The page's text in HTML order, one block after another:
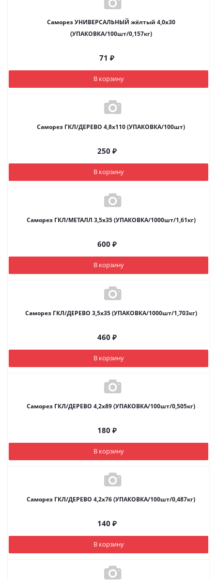
Саморез УНИВЕРСАЛЬНЫЙ жёлтый 4,0х30
(УПАКОВКА/100шт/0,157кг)
71 ₽
В корзину
Саморез ГКЛ/ДЕРЕВО 4,8х110 (УПАКОВКА/100шт)
250 ₽
В корзину
Саморез ГКЛ/МЕТАЛЛ 3,5х35 (УПАКОВКА/1000шт/1,61кг)
600 ₽
В корзину
Саморез ГКЛ/ДЕРЕВО 3,5х35 (УПАКОВКА/1000шт/1,703кг)
460 ₽
В корзину
Саморез ГКЛ/ДЕРЕВО 4,2х89 (УПАКОВКА/100шт/0,505кг)
180 ₽
В корзину
Саморез ГКЛ/ДЕРЕВО 4,2х76 (УПАКОВКА/100шт/0,487кг)
140 ₽
В корзину